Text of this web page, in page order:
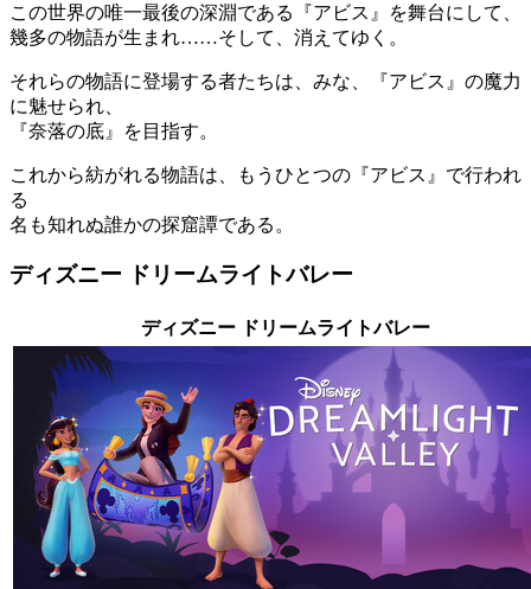
この世界の唯一最後の深淵である『アビス』を舞台にして、
幾多の物語が生まれ……そして、消えてゆく。
それらの物語に登場する者たちは、みな、『アビス』の魔力
に魅せられ、
『奈落の底』を目指す。
これから紡がれる物語は、もうひとつの『アビス』で行われ
る
名も知れぬ誰かの探窟譚である。
ディズニー ドリームライトバレー
ディズニー ドリームライトバレー